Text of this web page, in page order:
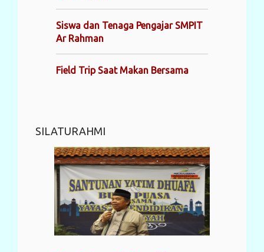
Siswa dan Tenaga Pengajar SMPIT
Ar Rahman
Field Trip Saat Makan Bersama
SILATURAHMI